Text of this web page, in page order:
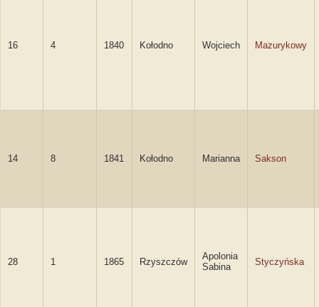
16 4 1840 Kołodno Wojciech Mazurykowy
14 8 1841 Kołodno Marianna Sakson
28 1 1865 Rzyszczów
Apolonia
Sabina
Styczyńska